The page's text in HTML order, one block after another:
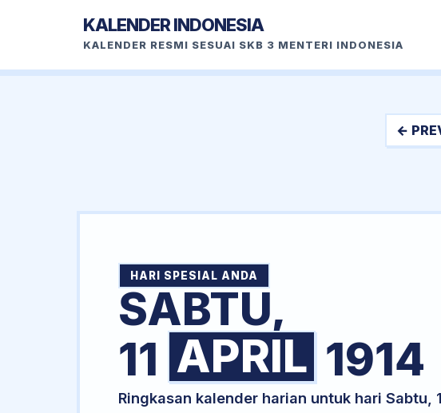
KALENDER INDONESIA
KALENDER RESMI SESUAI SKB 3 MENTERI INDONESIA
←
HARI SPESIAL ANDA
SABTU,
11 APRIL 1914
Ringkasan kalender harian untuk hari Sabtu,